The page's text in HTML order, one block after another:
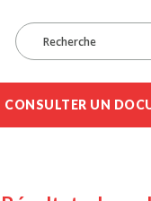
CONSULTER UN